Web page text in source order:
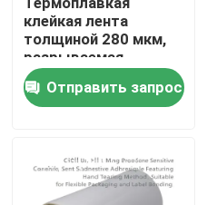
клейкая лента
толщиной 280 мкм,
разрываемая
вручную, с
настраиваемой
длиной для
Отправить запрос